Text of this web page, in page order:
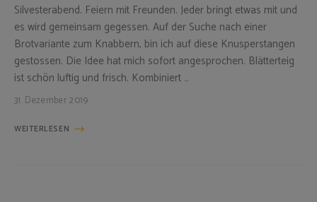
Silvesterabend. Feiern mit Freunden. Jeder bringt etwas mit und
es wird gemeinsam gegessen. Auf der Suche nach einer
Brotvariante zum Knabbern, bin ich auf diese Knusperstangen
gestossen. Die Idee hat mich sofort angesprochen. Blätterteig
ist schön luftig und frisch. Kombiniert …
31. Dezember 2019
WEITERLESEN